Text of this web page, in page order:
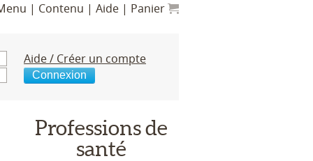
Contenu Aide Panier
Aide / Créer un compte
Professions de
santé